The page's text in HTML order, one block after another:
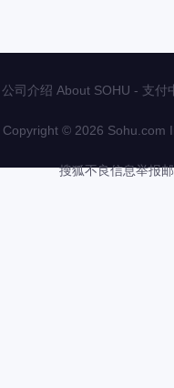
公司介绍 About SOHU - 支付
Copyright © 2026 Sohu.com
搜狐不良信息举报